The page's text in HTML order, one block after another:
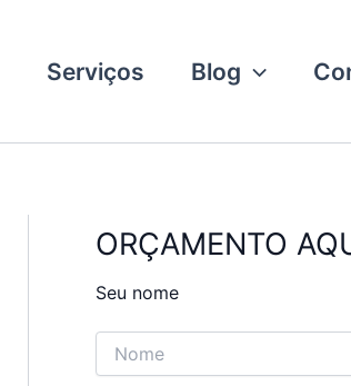
Serviços Blog
ORÇAMENTO
Seu nome